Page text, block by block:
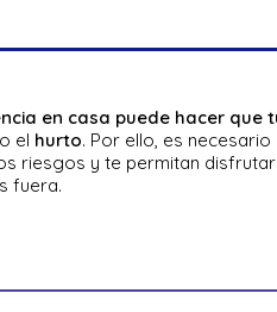
en casa puede hacer que
el hurto. Por ello, es
riesgos y te permitan
fuera.